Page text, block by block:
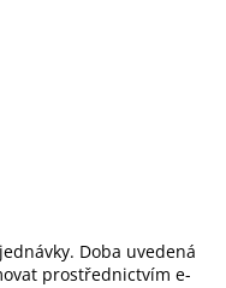
Doba uvedená
prostřednictvím e-